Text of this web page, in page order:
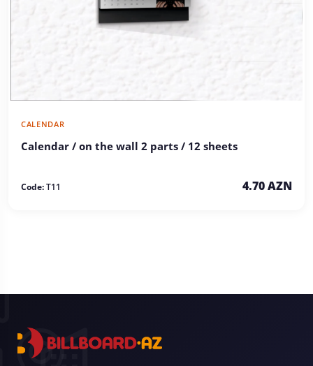
CALENDAR
Calendar / on the wall 2 parts / 12 sheets
Code:T11 4.70 AZN